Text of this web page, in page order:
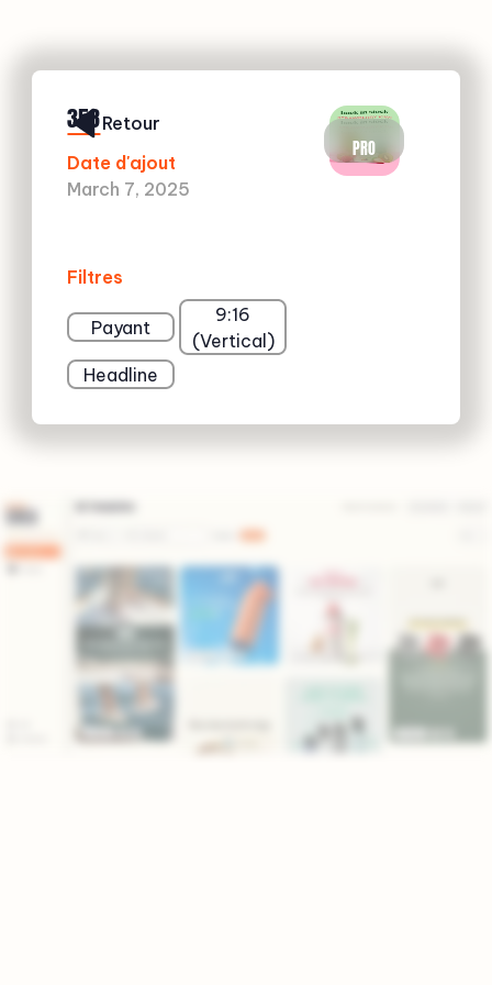
358
Date d'ajout
March 7, 2025
Filtres
Payant
9:16
(Vertical)
Headline
PRO
Retour